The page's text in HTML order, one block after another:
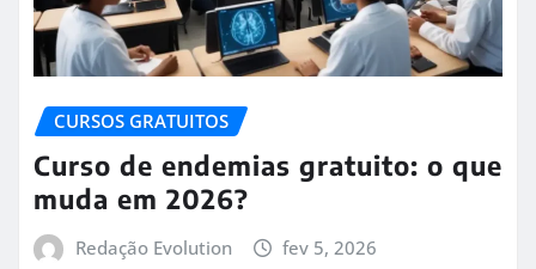
CURSOS GRATUITOS
Curso de endemias gratuito: o que
muda em 2026?
Redação Evolution fev 5, 2026